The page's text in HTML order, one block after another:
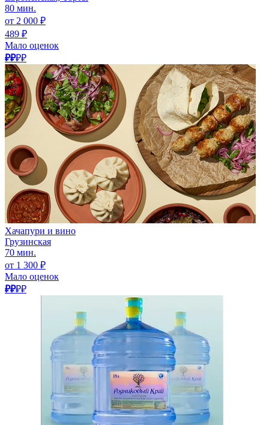
80 мин.
от 2 000 ₽
489 ₽
Мало оценок
₽₽₽₽
Хачапури и вино
Грузинская
70 мин.
от 1 300 ₽
Мало оценок
₽₽₽₽